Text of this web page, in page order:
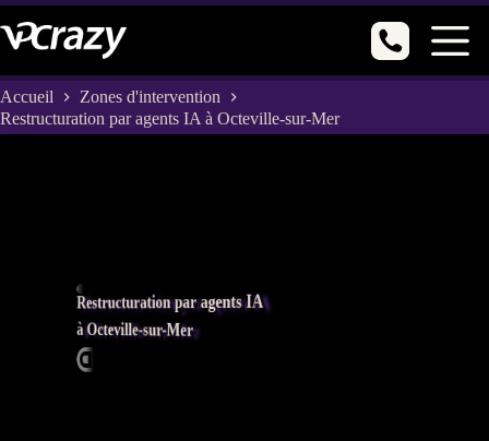
Passer
au
contenu
Accueil
Zones d'intervention
Restructuration par agents IA à Octeville-sur-Mer
Restructuration par agents IA
à Octeville-sur-Mer